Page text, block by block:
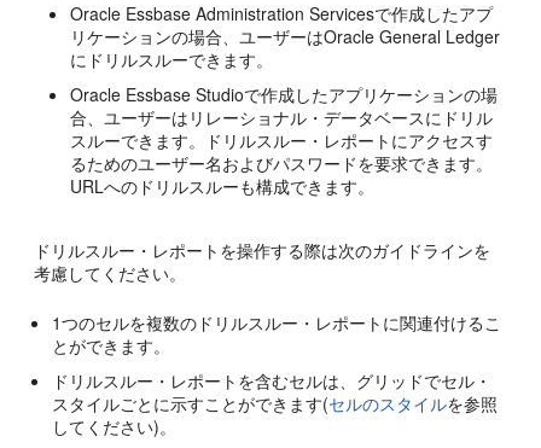
Oracle Essbase Administration Servicesで作成したアプ
リケーションの場合、ユーザーはOracle General Ledger
にドリルスルーできます。
Oracle Essbase Studioで作成したアプリケーションの場
合、ユーザーはリレーショナル・データベースにドリル
スルーできます。ドリルスルー・レポートにアクセスす
るためのユーザー名およびパスワードを要求できます。
URLへのドリルスルーも構成できます。
ドリルスルー・レポートを操作する際は次のガイドラインを
考慮してください。
1つのセルを複数のドリルスルー・レポートに関連付けるこ
とができます。
ドリルスルー・レポートを含むセルは、グリッドでセル・
スタイルごとに示すことができます(セルのスタイルを参照
してください)。